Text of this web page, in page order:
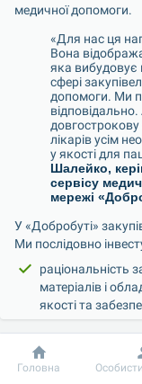
медичної допомоги.
«Для нас ця
Вона
яка вибудовує
сфері
допомоги. Ми
лікарів усім
у якості для
Шалейко,
сервісу
мережі
У «Добробуті»
Ми послідовно
раціональність
матеріалів і
якості та
що ґрунтуються
планування й
Добробут
Головна